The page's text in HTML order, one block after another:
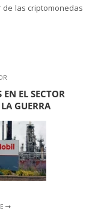
las criptomonedas
EL SECTOR
GUERRA